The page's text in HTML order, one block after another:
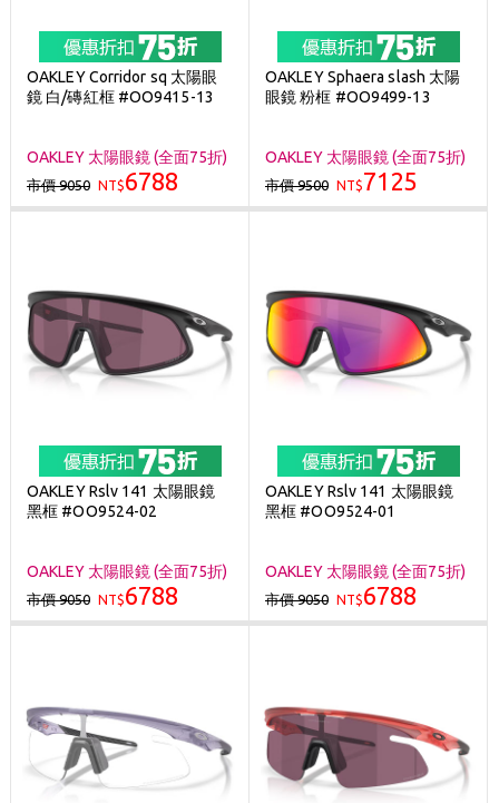
OAKLEY Corridor sq 太陽眼
鏡 白/磚紅框 #OO9415-13
OAKLEY 太陽眼鏡 (全面75折)
市價 9050 NT$6788
OAKLEY Sphaera slash 太陽
眼鏡 粉框 #OO9499-13
OAKLEY 太陽眼鏡 (全面75折)
市價 9500 NT$7125
OAKLEY Rslv 141 太陽眼鏡
黑框 #OO9524-02
OAKLEY 太陽眼鏡 (全面75折)
市價 9050 NT$6788
OAKLEY Rslv 141 太陽眼鏡
黑框 #OO9524-01
OAKLEY 太陽眼鏡 (全面75折)
市價 9050 NT$6788